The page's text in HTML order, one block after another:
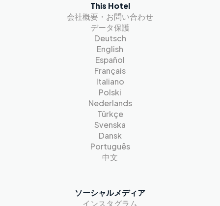
This Hotel
会社概要・お問い合わせ
データ保護
Deutsch
English
Español
Français
Italiano
Polski
Nederlands
Türkçe
Svenska
Dansk
Português
中文
ソーシャルメディア
インスタグラム